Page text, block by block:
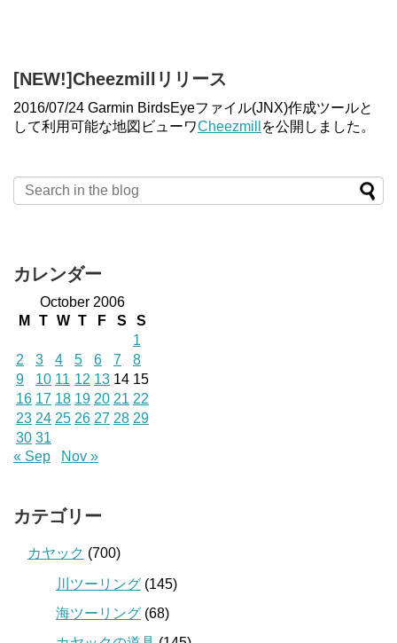
[NEW!]Cheezmillリリース
2016/07/24 Garmin BirdsEyeファイル(JNX)作成ツールと
して利用可能な地図ビューワCheezmill を公開しました。
カレンダー
October 2006
M
T W T F S
S
1
2
3 4 5 6 7
8
9
10 11 12 13 14 15
16 17 18 19 20 21 22
23 24 25 26 27 28 29
30 31
« Sep
Nov »
カテゴリー
カヤック (700)
川ツーリング (145)
海ツーリング (68)